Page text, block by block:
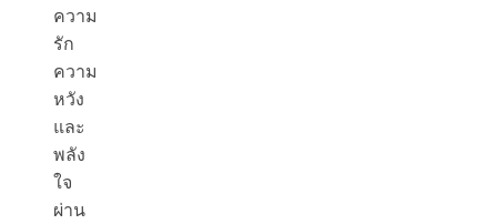
ความ
รัก
ความ
หวัง
และ
พลัง
ใจ
ผ่าน